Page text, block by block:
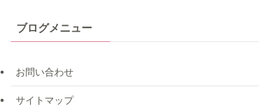
ブログメニュー
お問い合わせ
サイトマップ